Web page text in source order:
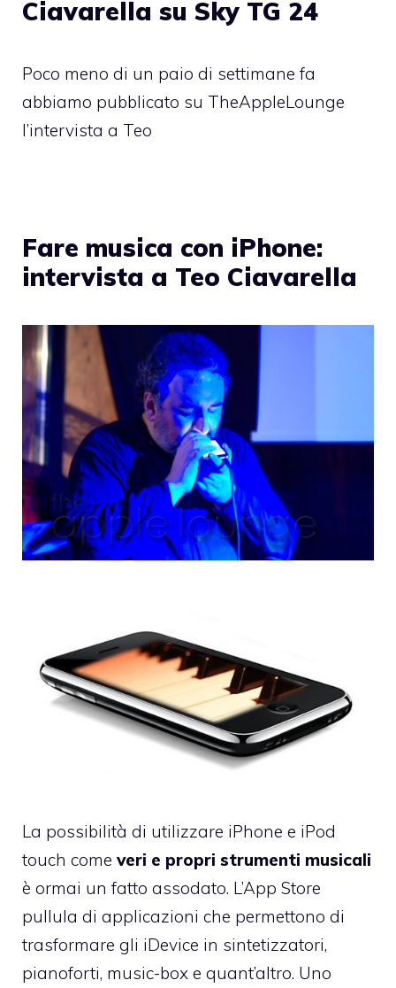
Ciavarella su Sky TG 24
Poco meno di un paio di settimane fa
abbiamo pubblicato su TheAppleLounge
l’intervista a Teo
Fare musica con iPhone:
intervista a Teo Ciavarella
La possibilità di utilizzare iPhone e iPod
touch come veri e propri strumenti musicali
è ormai un fatto assodato. L’App Store
pullula di applicazioni che permettono di
trasformare gli iDevice in sintetizzatori,
pianoforti, music-box e quant’altro. Uno